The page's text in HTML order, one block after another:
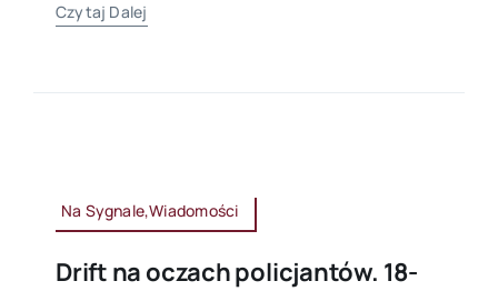
Czytaj Dalej
Na Sygnale,Wiadomości
Drift na oczach policjantów. 18-